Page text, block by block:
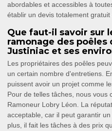
abordables et accessibles à
établir un devis totalement
Que faut-il savoir sur
ramonage des poêles
Justiniac et ses
Les propriétaires des poêles
un certain nombre d'entretiens.
puissent avoir un projet comme
Pour de telles tâches, nous vous
Ramoneur Lobry Léon. La
acceptable, car il peut garantir
plus, il fait les tâches à des prix